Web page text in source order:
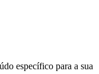
específico para a sua